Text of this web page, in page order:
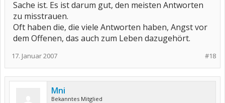
Sache ist. Es ist darum gut, den meisten Antworten
zu misstrauen.
Oft haben die, die viele Antworten haben, Angst vor
dem Offenen, das auch zum Leben dazugehört.
#18
17. Januar 2007
Mni
Bekanntes Mitglied